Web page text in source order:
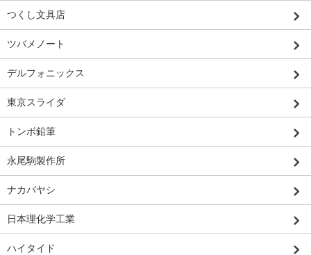
つくし文具店
ツバメノート
デルフォニックス
東京スライダ
トンボ鉛筆
永尾駒製作所
ナカバヤシ
日本理化学工業
ハイタイド